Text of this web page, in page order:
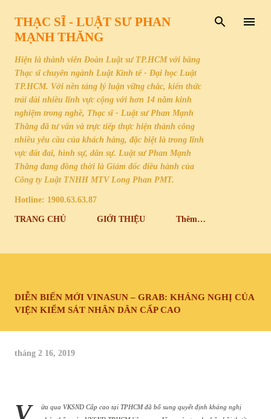
THẠC SĨ - LUẬT SƯ PHAN
MẠNH THĂNG
Hiện là thành viên Đoàn Luật sư TP.HCM với bằng
Thạc sĩ chuyên ngành Luật Kinh tế - Đại học Luật
TP.HCM. Với nền tảng lý luận vững chắc, kiến thức
trải dài nhiều lĩnh vực cộng với hơn 14 năm kinh
nghiệm trong nghề, Thạc sĩ - Luật sư Phan Mạnh
Thăng đã tư vấn và trực tiếp thực hiện thành công
nhiều yêu cầu của khách hàng, đặc biệt là trong lĩnh
vực đất đai, hình sự, dân sự. Luật sư Phan Mạnh
Thăng đang đồng thời là Giám đốc điều hành của
Công ty Luật TNHH MTV Long Phan PMT.
Hotline: 1900.63.63.87
TRANG CHỦ GIỚI THIỆU Thêm…
DIỄN BIẾN MỚI VINASUN – GRAB: KHÁNG NGHỊ CỦA
VIỆN KIỂM SÁT NHÂN DÂN CẤP CAO
tháng 2 16, 2019
ừa qua VKSND Cấp cao tại TPHCM đã bổ sung quyết định kháng nghị